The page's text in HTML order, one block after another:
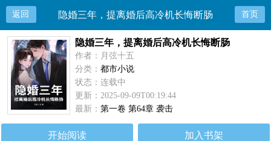
返回 隐婚三年，提离婚后高冷机长悔断肠 首页
隐婚三年，提离婚后高冷机长悔断肠
作者：月弦十五
分类：都市小说
状态：连载中
更新：2025-09-09T00:19:44
最新：第一卷 第64章 袭击
开始阅读 加入书架